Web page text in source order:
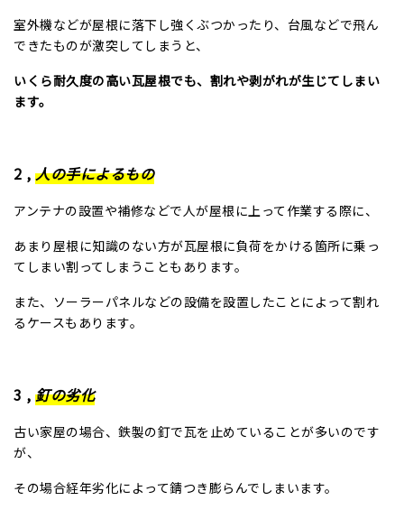
室外機などが屋根に落下し強くぶつかったり、台風などで飛ん
できたものが激突してしまうと、
いくら耐久度の高い瓦屋根でも、割れや剥がれが生じてしまい
ます。
2 , 人の手によるもの
アンテナの設置や補修などで人が屋根に上って作業する際に、
あまり屋根に知識のない方が瓦屋根に負荷をかける箇所に乗っ
てしまい割ってしまうこともあります。
また、ソーラーパネルなどの設備を設置したことによって割れ
るケースもあります。
3 , 釘の劣化
古い家屋の場合、鉄製の釘で瓦を止めていることが多いのです
が、
その場合経年劣化によって錆つき膨らんでしまいます。